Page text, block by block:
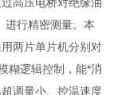
进行精密测量。本
两片单片机分别对
糊逻辑控制，能*消
调量小、控温速度